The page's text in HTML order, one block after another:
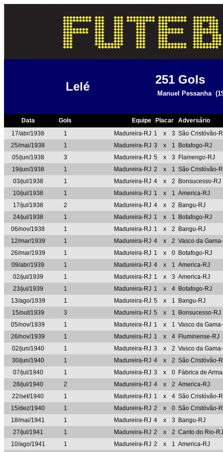
Lelé
251 Gols
Manuel Pessanha
Data Gols Equipe Placar
Adversário
17/abr/1938
1 Madureira-RJ 1 x 3 São Cristóvão-
25/mai/1938
1 Madureira-RJ 3 x 1
Botafogo-RJ
05/jun/1938
3 Madureira-RJ 5 x 3
Flamengo-RJ
19/jun/1938
1 Madureira-RJ 2 x 1 São Cristóvão-
03/jul/1938
1 Madureira-RJ 4 x 2
Bonsucesso-RJ
10/jul/1938
1 Madureira-RJ 1 x 1 America-RJ
17/jul/1938
2 Madureira-RJ 4 x 2
Bangu-RJ
24/jul/1938
1 Madureira-RJ 1 x 1
Botafogo-RJ
06/nov/1938
1 Madureira-RJ 1 x 2
Bangu-RJ
12/mar/1939
1 Madureira-RJ 4 x 2 Vasco da
26/mar/1939
1 Madureira-RJ 1 x 0 Botafogo-RJ
09/abr/1939
1 Madureira-RJ 4 x 1 America-RJ
02/jul/1939
1 Madureira-RJ 1 x 3 America-RJ
23/jul/1939
1 Madureira-RJ 1 x 4 Botafogo-RJ
13/ago/1939
1 Madureira-RJ 5 x 1
Bangu-RJ
15/out/1939
3 Madureira-RJ 5 x 1
Bonsucesso-RJ
05/nov/1939
1 Madureira-RJ 1 x 1 Vasco da
26/nov/1939
1 Madureira-RJ 1 x 4 Fluminense-RJ
02/jun/1940
1 Madureira-RJ 3 x 2 Vasco da
30/jun/1940
1 Madureira-RJ 4 x 2 São Cristóvão-
07/jul/1940
1 Madureira-RJ 3 x 0 Fábrica de
28/jul/1940
2 Madureira-RJ 4 x 2 America-RJ
22/set/1940
1 Madureira-RJ 1 x 4 São Cristóvão-
15/dez/1940
1 Madureira-RJ 2 x 0 São Cristóvão-
18/mai/1941
1 Madureira-RJ 4 x 3
Bangu-RJ
27/jul/1941
1 Madureira-RJ 2 x 2 Canto do Rio-RJ
10/ago/1941
1 Madureira-RJ 2 x 1 America-RJ